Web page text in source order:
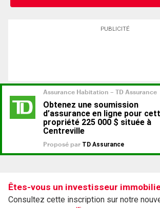
PUBLICITÉ
Êtes-vous un investisseur
Consultez cette inscription sur notre